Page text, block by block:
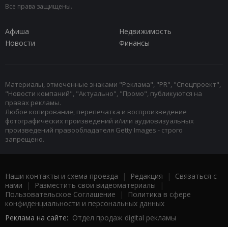
Все права защищены.
Афиша
Недвижимость
Новости
Финансы
Материалы, отмеченные знаками "Реклама", "PR", "Спецпроект",
"Новости компаний", "Актуально", "Промо", публикуются на
правах рекламы.
Любое копирование, перепечатка и воспроизведение
фотографических произведений и/или аудиовизуальных
произведений правообладателя Getty Images - строго
запрещено.
Наши контакты и схема проезда | Редакция | Связаться с
нами | Разместить свои видеоматериалы |
Пользовательское Соглашение |
Политика в сфере
конфиденциальности и персональных данных
Реклама на сайте: Отдел продаж digital рекламы